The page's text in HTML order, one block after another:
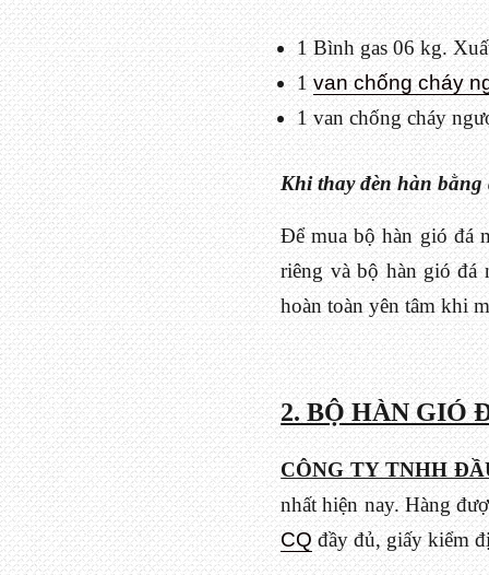
1 Bình gas 06 kg.
1van chống cháy
1 van chống cháy
Khi thay đèn hàn bằng
Để mua bộ hàn gió đá
riêng và bộ hàn gió
hoàn toàn yên tâm khi
2. BỘ HÀN GIÓ
CÔNG TY TNHH
nhất hiện nay. Hàng
CQđầy đủ, giấy kiểm